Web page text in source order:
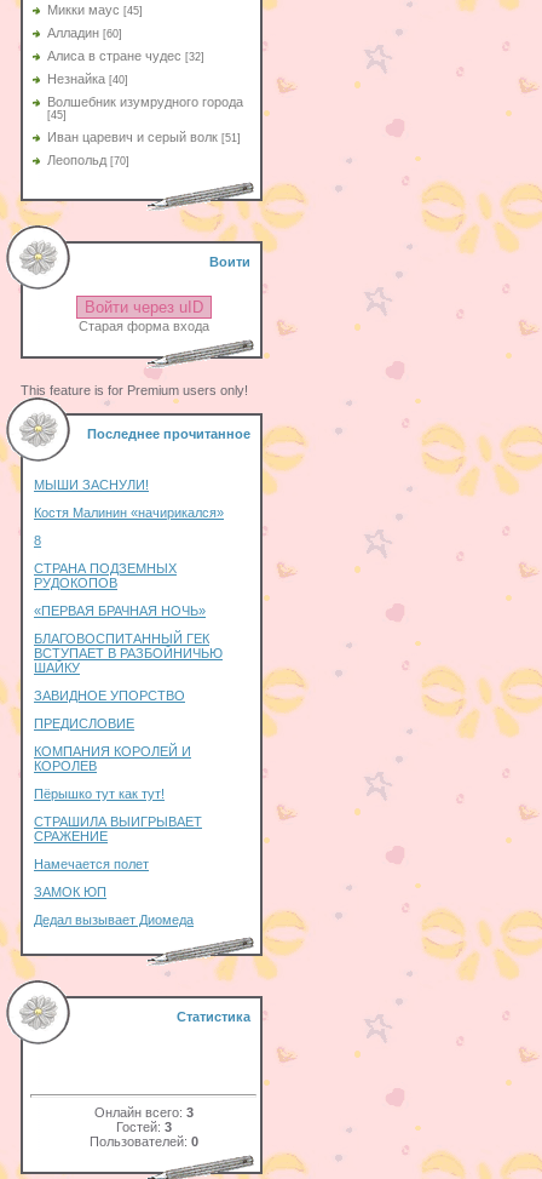
Микки маус [45]
Алладин [60]
Aлиса в стране чудес [32]
Незнайка [40]
Волшебник изумрудного города
[45]
Иван царевич и серый волк [51]
Леопольд [70]
Воити
Войти через uID
Старая форма входа
This feature is for Premium users only!
Последнее прочитанное
МЫШИ ЗАСНУЛИ!
Костя Малинин «начирикался»
8
СТРАНА ПОДЗЕМНЫХ
РУДОКОПОВ
«ПЕРВАЯ БРАЧНАЯ НОЧЬ»
БЛАГОВОСПИТАННЫЙ ГЕК
ВСТУПАЕТ В РАЗБОЙНИЧЬЮ
ШАЙКУ
ЗАВИДНОЕ УПОРСТВО
ПРЕДИСЛОВИЕ
КОМПАНИЯ КОРОЛЕЙ И
КОРОЛЕВ
Пёрышко тут как тут!
СТРАШИЛА ВЫИГРЫВАЕТ
СРАЖЕНИЕ
Намечается полет
ЗАМОК ЮП
Дедал вызывает Диомеда
Статистика
Онлайн всего: 3
Гостей: 3
Пользователей: 0